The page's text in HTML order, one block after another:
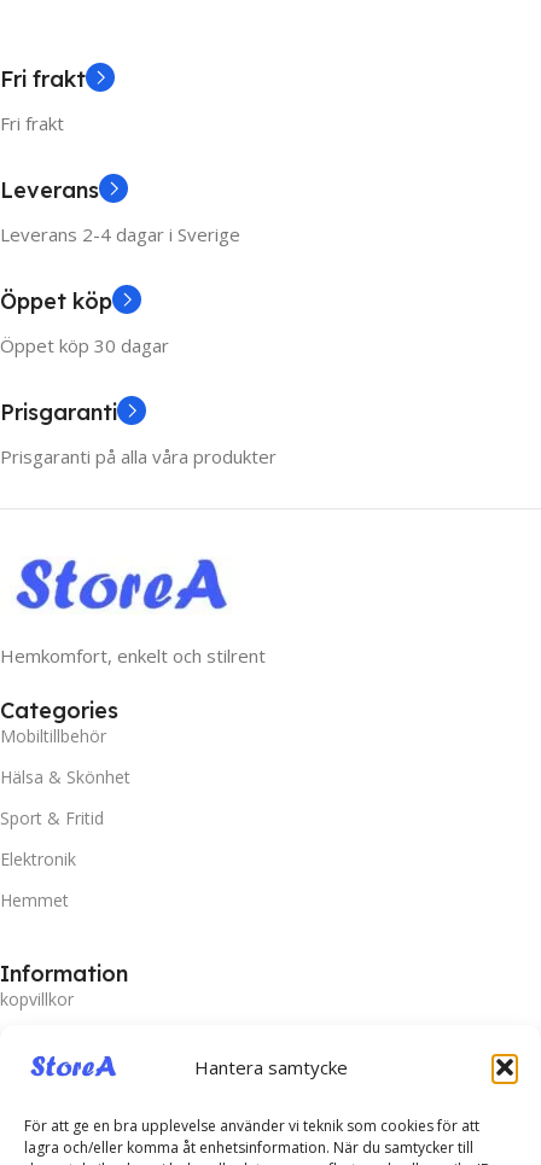
Hantera samtycke
För att ge en bra upplevelse använder vi teknik som cookies för att
lagra och/eller komma åt enhetsinformation. När du samtycker till
Fri frakt
Fri frakt
Leverans
Leverans 2-4 dagar i Sverige
Öppet köp
Öppet köp 30 dagar
Prisgaranti
Prisgaranti på alla våra produkter
Hemkomfort, enkelt och stilrent
Categories
Mobiltillbehör
Hälsa & Skönhet
Sport & Fritid
Elektronik
Hemmet
Information
kopvillkor
Frakt och Leverans
Prisgaranti